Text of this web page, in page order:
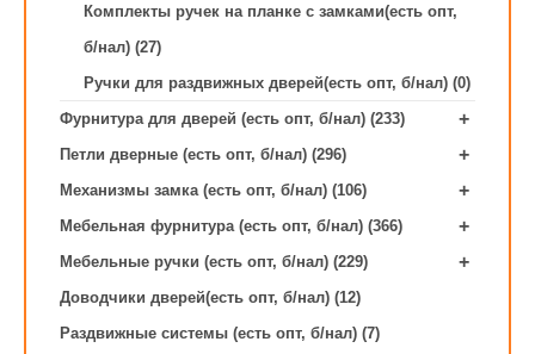
Комплекты ручек на планке с замками(есть опт,
б/нал) (27)
Ручки для раздвижных дверей(есть опт, б/нал) (0)
Фурнитура для дверей (есть опт, б/нал) (233)
+
Петли дверные (есть опт, б/нал) (296) +
Механизмы замка (есть опт, б/нал) (106) +
Мебельная фурнитура (есть опт, б/нал) (366) +
Мебельные ручки (есть опт, б/нал) (229) +
Доводчики дверей(есть опт, б/нал) (12)
Раздвижные системы (есть опт, б/нал) (7)